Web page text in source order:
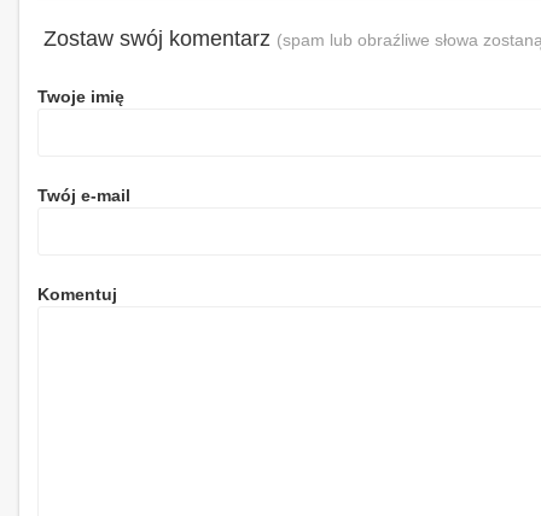
Zostaw swój komentarz (spam lub obraźliwe słowa
Twoje imię
Twój e-mail
Komentuj